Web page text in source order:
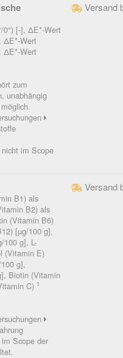
0°) [-], ΔE*-Wert
ΔE*-Wert
ΔE*-Wert
zum
unabhängig
im Scope
Versand
B1) als
B2) als
(Vitamin B6)
[µg/100 g],
100 g], L-
(Vitamin E)
g],
Biotin (Vitamin
C) 1
Scope der
Versand